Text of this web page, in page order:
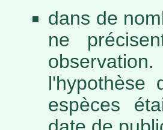
dans de
ne
l'hypothèse
espèces